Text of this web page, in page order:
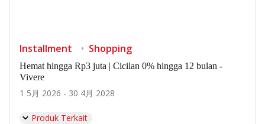
Installment Shopping
Hemat hingga Rp3 juta | Cicilan 0% hingga 12 bulan -
Vivere
1 5月 2026 - 30 4月 2028
Produk Terkait